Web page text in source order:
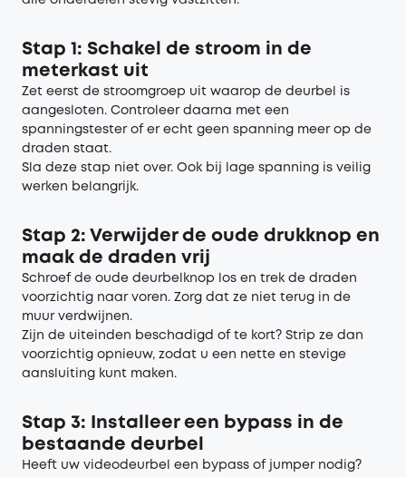
Stap 1: Schakel de stroom in de
meterkast uit
Zet eerst de stroomgroep uit waarop de deurbel is
aangesloten. Controleer daarna met een
spanningstester of er echt geen spanning meer op de
draden staat.
Sla deze stap niet over. Ook bij lage spanning is veilig
werken belangrijk.
Stap 2: Verwijder de oude drukknop en
maak de draden vrij
Schroef de oude deurbelknop los en trek de draden
voorzichtig naar voren. Zorg dat ze niet terug in de
muur verdwijnen.
Zijn de uiteinden beschadigd of te kort? Strip ze dan
voorzichtig opnieuw, zodat u een nette en stevige
aansluiting kunt maken.
Stap 3: Installeer een bypass in de
bestaande deurbel
Heeft uw videodeurbel een bypass of jumper nodig?